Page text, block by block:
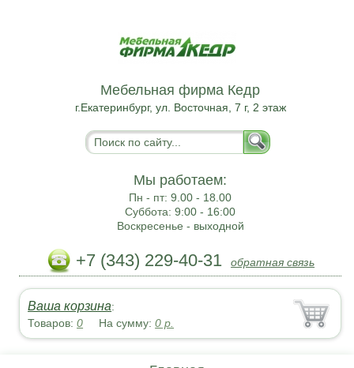
Мебельная фирма Кедр
г.Екатеринбург, ул. Восточная, 7 г, 2 этаж
Мы работаем:
Пн - пт:9.00 - 18.00
Суббота:9:00 - 16:00
Воскресенье - выходной
+7 (343) 229-40-31 обратная связь
Ваша корзина:
Товаров:0 На сумму:0 р.